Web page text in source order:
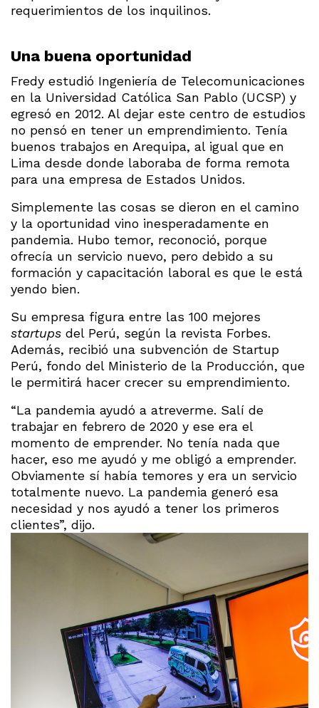
requerimientos de los inquilinos.
Una buena oportunidad
Fredy estudió Ingeniería de Telecomunicaciones
en la Universidad Católica San Pablo (UCSP) y
egresó en 2012. Al dejar este centro de estudios
no pensó en tener un emprendimiento. Tenía
buenos trabajos en Arequipa, al igual que en
Lima desde donde laboraba de forma remota
para una empresa de Estados Unidos.
Simplemente las cosas se dieron en el camino
y la oportunidad vino inesperadamente en
pandemia. Hubo temor, reconoció, porque
ofrecía un servicio nuevo, pero debido a su
formación y capacitación laboral es que le está
yendo bien.
Su empresa figura entre las 100 mejores
startups del Perú, según la revista Forbes.
Además, recibió una subvención de Startup
Perú, fondo del Ministerio de la Producción, que
le permitirá hacer crecer su emprendimiento.
“La pandemia ayudó a atreverme. Salí de
trabajar en febrero de 2020 y ese era el
momento de emprender. No tenía nada que
hacer, eso me ayudó y me obligó a emprender.
Obviamente sí había temores y era un servicio
totalmente nuevo. La pandemia generó esa
necesidad y nos ayudó a tener los primeros
clientes”, dijo.